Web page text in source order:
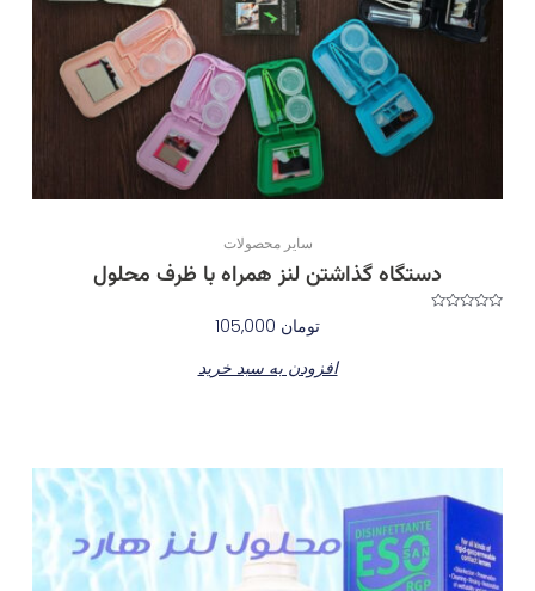
سایر محصولات
دستگاه گذاشتن لنز همراه با ظرف محلول
تومان
افزودن به سبد خرید